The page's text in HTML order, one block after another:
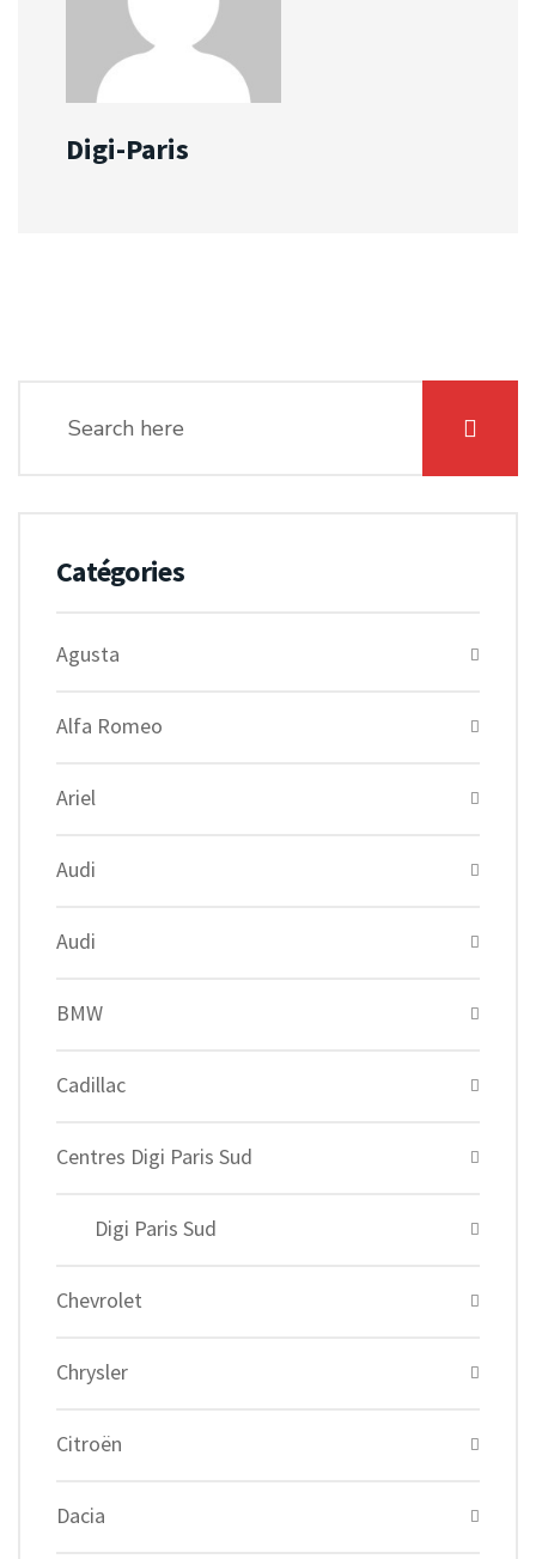
Digi-Paris
Catégories
Agusta
Alfa Romeo
Ariel
Audi
Audi
BMW
Cadillac
Centres Digi Paris Sud
Digi Paris Sud
Chevrolet
Chrysler
Citroën
Dacia